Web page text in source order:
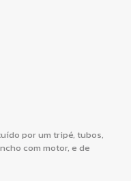
por um tripé, tubos,
com motor, e de